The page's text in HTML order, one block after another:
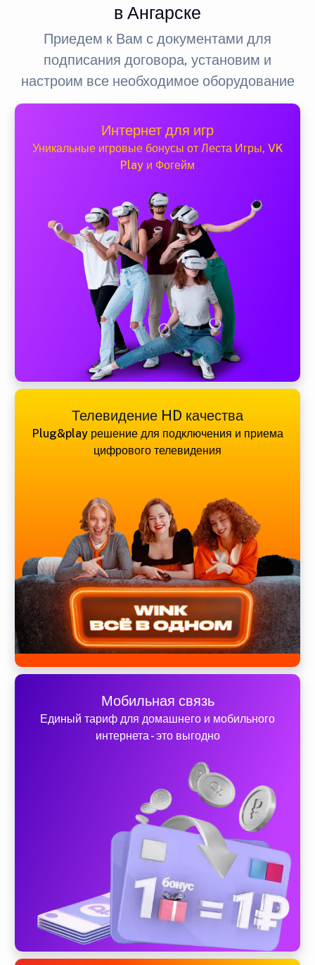
в Ангарске
Приедем к Вам с документами для
подписания договора, установим и
настроим все необходимое оборудование
Интернет для игр
Уникальные игровые бонусы от Леста Игры, VK
Play и Фогейм
Телевидение HD качества
Plug&play решение для подключения и приема
цифрового телевидения
Мобильная связь
Единый тариф для домашнего и мобильного
интернета - это выгодно